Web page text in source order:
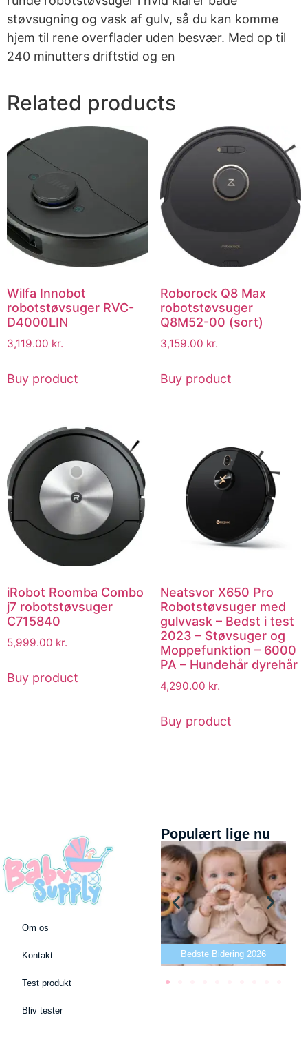
støvsugning og vask af gulv, så du kan komme
hjem til rene overflader uden besvær. Med op til
240 minutters driftstid og en
Related products
Wilfa Innobot
robotstøvsuger RVC-
D4000LIN
3,119.00 kr.
Buy product
Roborock Q8 Max
robotstøvsuger
Q8M52-00 (sort)
3,159.00 kr.
Buy product
iRobot Roomba Combo
j7 robotstøvsuger
C715840
5,999.00 kr.
Buy product
Neatsvor X650 Pro
Robotstøvsuger med
gulvvask – Bedst i test
2023 – Støvsuger og
Moppefunktion – 6000
PA – Hundehår dyrehår
4,290.00 kr.
Buy product
Om os
Kontakt
Test produkt
Bliv tester
Populært lige nu
Bedste puslepude 2026 Bedste Bidering 2026